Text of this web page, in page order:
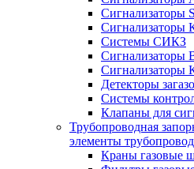
Сигнализаторы
Сигнализаторы
Системы СИКЗ
Сигнализаторы
Сигнализаторы
Детекторы
Системы
Клапаны для
Трубопроводная
элементы
Краны газовые